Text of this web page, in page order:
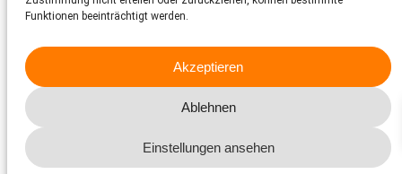
Funktionen beeinträchtigt werden.
Akzeptieren
Ablehnen
Einstellungen ansehen
CH-4053 Basel
sts@tierschutz.com
Instagram
© 2026 Schweizer Tierschutz STS